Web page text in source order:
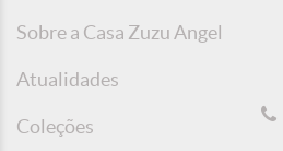
Sobre a Casa Zuzu Angel
Atualidades
Coleções